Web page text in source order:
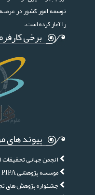
را آغاز کرده است.
برخی
پیوند های
انجمن جهانی تحقیقات
موسسه پژوهشی PIPA
جشنواره پژوهش های